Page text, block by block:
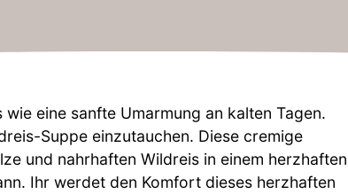
eine sanfte Umarmung an kalten Tagen.
Suppe einzutauchen. Diese cremige
und nahrhaften Wildreis in einem herzhaften
Ihr werdet den Komfort dieses herzhaften